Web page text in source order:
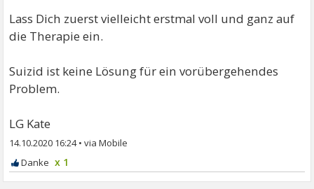
Lass Dich zuerst vielleicht erstmal voll und ganz auf
die Therapie ein.
Suizid ist keine Lösung für ein vorübergehendes
Problem.
LG Kate
14.10.2020 16:24•
x 1